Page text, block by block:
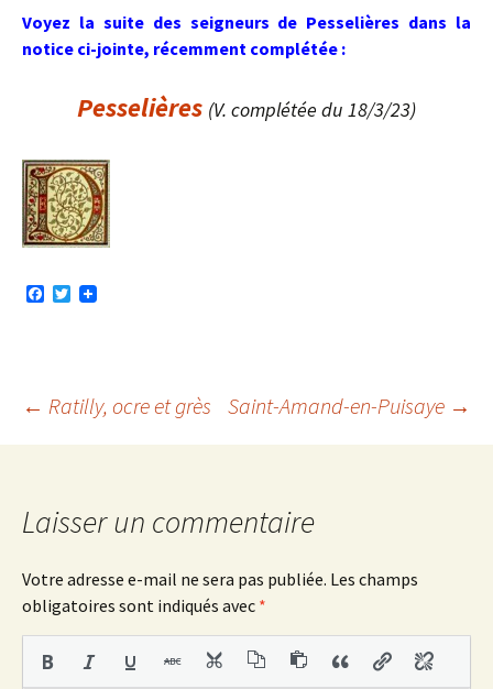
Voyez la suite des seigneurs de Pesselières dans la
notice ci-jointe, récemment complétée :
Pesselières (V. complétée du 18/3/23)
o
k
T
r
Navigation
articles
← Ratilly, ocre et grès Saint-Amand-en-Puisaye →
Laisser un commentaire
Votre adresse e-mail ne sera pas publiée. Les champs
obligatoires sont indiqués avec *